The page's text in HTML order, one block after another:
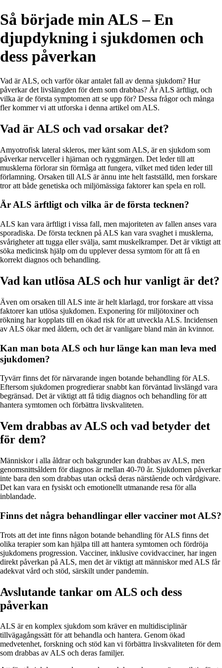
Så började min ALS – En
djupdykning i sjukdomen och
dess påverkan
Vad är ALS, och varför ökar antalet fall av denna sjukdom? Hur
påverkar det livslängden för dem som drabbas? Är ALS ärftligt, och
vilka är de första symptomen att se upp för? Dessa frågor och många
fler kommer vi att utforska i denna artikel om ALS.
Vad är ALS och vad orsakar det?
Amyotrofisk lateral skleros, mer känt som ALS, är en sjukdom som
påverkar nervceller i hjärnan och ryggmärgen. Det leder till att
musklerna förlorar sin förmåga att fungera, vilket med tiden leder till
förlamning. Orsaken till ALS är ännu inte helt fastställd, men forskare
tror att både genetiska och miljömässiga faktorer kan spela en roll.
Är ALS ärftligt och vilka är de första tecknen?
ALS kan vara ärftligt i vissa fall, men majoriteten av fallen anses vara
sporadiska. De första tecknen på ALS kan vara svaghet i musklerna,
svårigheter att tugga eller svälja, samt muskelkramper. Det är viktigt att
söka medicinsk hjälp om du upplever dessa symtom för att få en
korrekt diagnos och behandling.
Vad kan utlösa ALS och hur vanligt är det?
Även om orsaken till ALS inte är helt klarlagd, tror forskare att vissa
faktorer kan utlösa sjukdomen. Exponering för miljötoxiner och
rökning har kopplats till en ökad risk för att utveckla ALS. Incidensen
av ALS ökar med åldern, och det är vanligare bland män än kvinnor.
Kan man bota ALS och hur länge kan man leva med
sjukdomen?
Tyvärr finns det för närvarande ingen botande behandling för ALS.
Eftersom sjukdomen progredierar snabbt kan förväntad livslängd vara
begränsad. Det är viktigt att få tidig diagnos och behandling för att
hantera symtomen och förbättra livskvaliteten.
Vem drabbas av ALS och vad betyder det
för dem?
Människor i alla åldrar och bakgrunder kan drabbas av ALS, men
genomsnittsåldern för diagnos är mellan 40-70 år. Sjukdomen påverkar
inte bara den som drabbas utan också deras närstående och vårdgivare.
Det kan vara en fysiskt och emotionellt utmanande resa för alla
inblandade.
Finns det några behandlingar eller vacciner mot ALS?
Trots att det inte finns någon botande behandling för ALS finns det
olika terapier som kan hjälpa till att hantera symtomen och fördröja
sjukdomens progression. Vacciner, inklusive covidvacciner, har ingen
direkt påverkan på ALS, men det är viktigt att människor med ALS får
adekvat vård och stöd, särskilt under pandemin.
Avslutande tankar om ALS och dess
påverkan
ALS är en komplex sjukdom som kräver en multidisciplinär
tillvägagångssätt för att behandla och hantera. Genom ökad
medvetenhet, forskning och stöd kan vi förbättra livskvaliteten för dem
som drabbas av ALS och deras familjer.